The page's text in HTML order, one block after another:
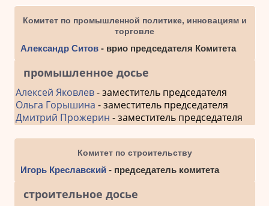
Комитет по промышленной политике, инновациям и
торговле
Александр Ситов- врио председателя Комитета
промышленное досье
Алексей Яковлев- заместитель председателя
Ольга Горышина - заместитель председателя
Дмитрий Прожерин - заместитель председателя
Комитет по строительству
Игорь Креславский - председатель комитета
строительное досье